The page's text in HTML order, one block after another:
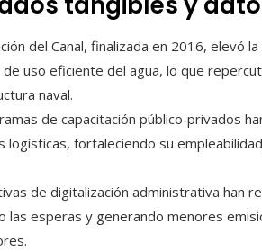
del Canal, finalizada en 2016, elevó
uso eficiente del agua, lo que
naval.
de capacitación público‑privados
logísticas, fortaleciendo su
de digitalización administrativa han
las esperas y generando menores